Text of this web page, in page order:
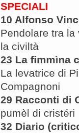
SPECIALI
10 Alfonso
Pendolare tra
la civiltà
23 La fimmìna
La levatrice di
Compagnoni
29 Racconti di
pumèl di cristéri
32 Diario